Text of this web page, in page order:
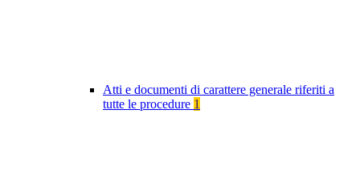
Atti e documenti di carattere generale riferiti a
tutte le procedure 1